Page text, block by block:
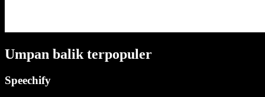
Umpan balik terpopuler
Speechify